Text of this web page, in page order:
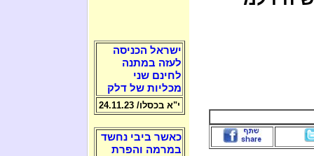
ישראל הכניסה
לעזה במתנה
לחינם שני
מכליות של דלק
י"א בכסלו/ 24.11.23
כאשר ביבי נחשד
במרמה והפרת